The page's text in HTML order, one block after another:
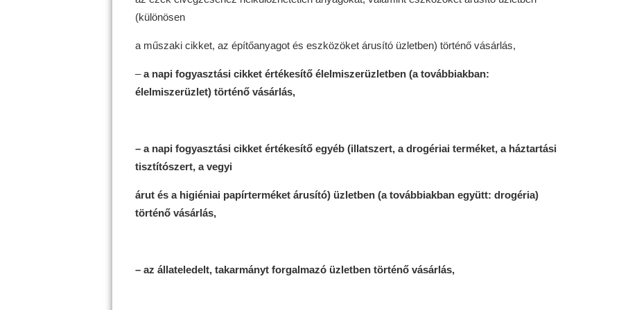
(különösen
a műszaki cikket, az építőanyagot és eszközöket árusító üzletben) történő vásárlás,
–a napi fogyasztási cikket értékesítő élelmiszerüzletben (a továbbiakban:
élelmiszerüzlet) történő vásárlás,
– a napi fogyasztási cikket értékesítő egyéb (illatszert, a drogériai terméket, a háztartási
tisztítószert, a vegyi
árut és a higiéniai papírterméket árusító) üzletben (a továbbiakban együtt: drogéria)
történő vásárlás,
– az állateledelt, takarmányt forgalmazó üzletben történő vásárlás,